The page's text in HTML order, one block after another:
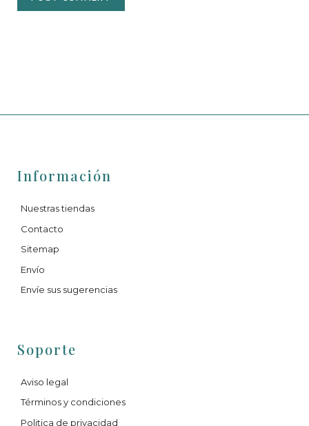
Información
Nuestras tiendas
Contacto
Sitemap
Envío
Envíe sus sugerencias
Soporte
Aviso legal
Términos y condiciones
Politica de privacidad